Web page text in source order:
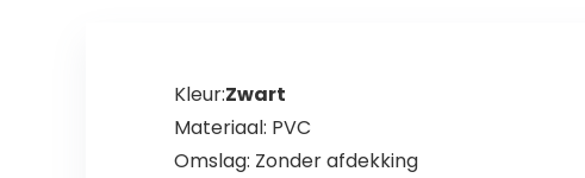
Kleur:Zwart
Materiaal: PVC
Omslag: Zonder afdekking